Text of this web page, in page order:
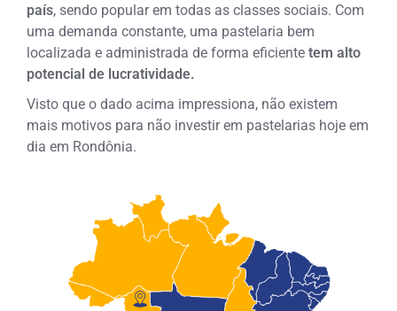
país, sendo popular em todas as classes sociais. Com
uma demanda constante, uma pastelaria bem
localizada e administrada de forma eficientetem alto
potencial de lucratividade.
Visto que o dado acima impressiona, não existem
mais motivos para não investir em pastelarias hoje em
dia em Rondônia.